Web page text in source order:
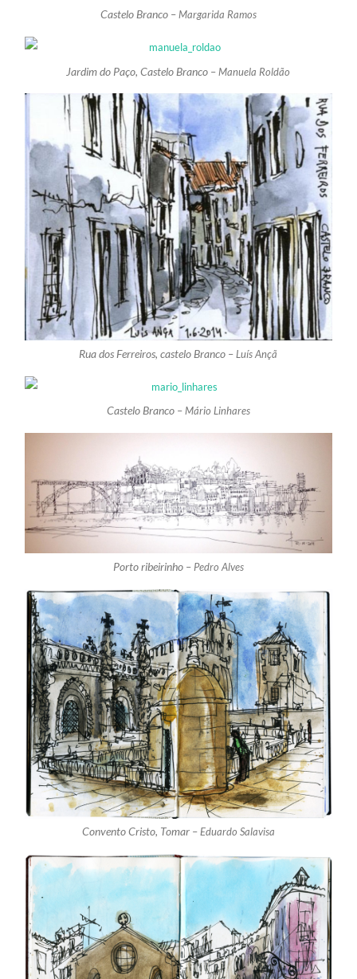
Castelo Branco –Margarida Ramos
Jardim do Paço, Castelo Branco –Manuela Roldão
Rua dos Ferreiros, castelo Branco –Luís Ançã
Castelo Branco –Mário Linhares
Porto ribeirinho –Pedro Alves
Convento Cristo, Tomar –Eduardo Salavisa